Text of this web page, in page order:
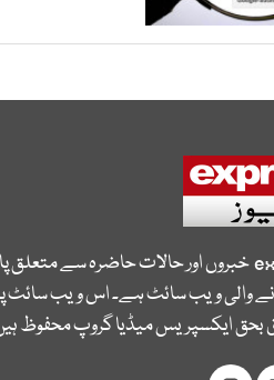
خبروں اور حالات حاضرہ سے
والی ویب سائٹ ہے۔ اس ویب سائٹ
ایکسپریس میڈیا گروپ محفوظ